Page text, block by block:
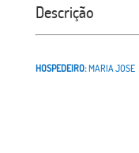
Descrição
HOSPEDEIRO:MARIA JOSE